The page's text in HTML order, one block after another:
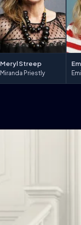
Meryl Streep
Miranda Priestly